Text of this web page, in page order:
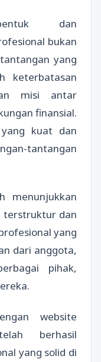
dan
bukan
yang
keterbatasan
misi antar
finansial.
kuat dan
tantangan
menunjukkan
terstruktur dan
yang
dari anggota,
pihak,
website
berhasil
yang solid di